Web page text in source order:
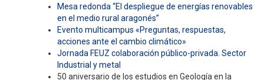
Mesa redonda “El despliegue de energías renovables
en el medio rural aragonés”
Evento multicampus «Preguntas, respuestas,
acciones ante el cambio climático»
Jornada FEUZ colaboración público-privada. Sector
Industrial y metal
50 aniversario de los estudios en Geología en la